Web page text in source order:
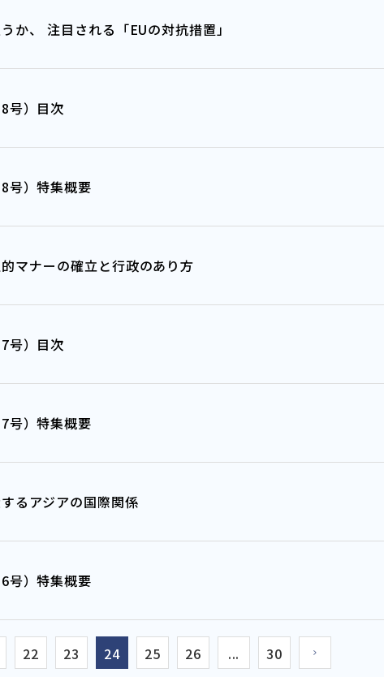
か、 注目される「EUの対抗措置」
号）目次
）特集概要
マナーの確立と行政のあり方
号）目次
）特集概要
るアジアの国際関係
）特集概要
22 23 24 25 26 ... 30